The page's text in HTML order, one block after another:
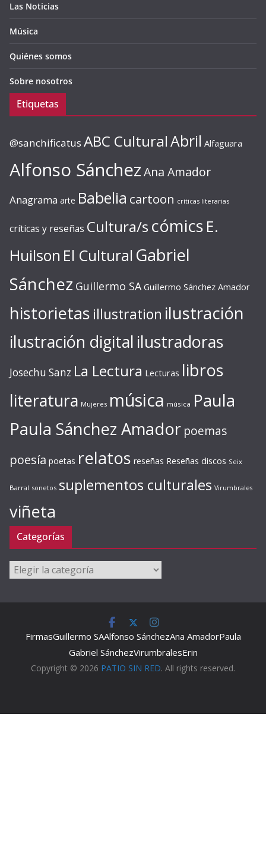
Las Noticias
Música
Quiénes somos
Sobre nosotros
Etiquetas
@sanchificatus ABC CulturalAbril Alfaguara
Alfonso SánchezAna Amador
Anagrama arte Babelia cartoon críticas literarias
críticas y reseñas Cultura/s cómics E.
Huilson El Cultural Gabriel
Sánchez Guillermo SA Guillermo Sánchez Amador
historietas illustration ilustración
ilustración digital ilustradoras
Josechu Sanz La Lectura Lecturas libros
literatura Mujeres música música Paula
Paula Sánchez Amador poemas
poesía poetas relatos reseñas Reseñas discos Seix
Barral sonetos suplementos culturales Virumbrales
viñeta
Categorías
Categorías
FirmasGuillermo SAAlfonso SánchezAna AmadorPaula
Gabriel SánchezVirumbralesErin
Copyright © 2026 PATIO SIN RED. All rights reserved.